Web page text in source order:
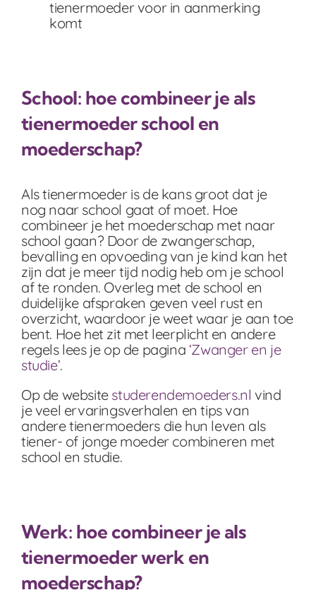
tienermoeder voor in aanmerking
komt
School: hoe combineer je als
tienermoeder school en
moederschap?
Als tienermoeder is de kans groot dat je
nog naar school gaat of moet. Hoe
combineer je het moederschap met naar
school gaan? Door de zwangerschap,
bevalling en opvoeding van je kind kan het
zijn dat je meer tijd nodig heb om je school
af te ronden. Overleg met de school en
duidelijke afspraken geven veel rust en
overzicht, waardoor je weet waar je aan toe
bent. Hoe het zit met leerplicht en andere
regels lees je op de pagina ‘Zwanger en je
studie’.
Op de website studerendemoeders.nl vind
je veel ervaringsverhalen en tips van
andere tienermoeders die hun leven als
tiener- of jonge moeder combineren met
school en studie.
Werk: hoe combineer je als
tienermoeder werk en
moederschap?